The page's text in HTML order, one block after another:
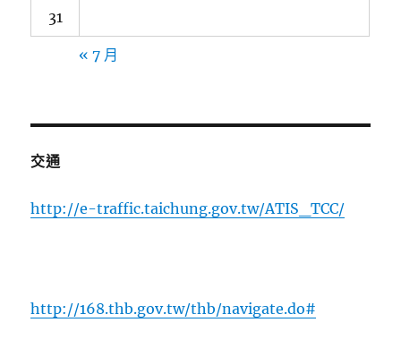
31
« 7 月
交通
http://e-traffic.taichung.gov.tw/ATIS_TCC/
http://168.thb.gov.tw/thb/navigate.do#